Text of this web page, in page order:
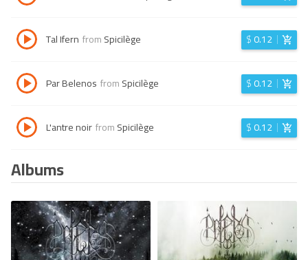
Tal Ifern fromSpicilège $0.12
Par Belenos fromSpicilège $0.12
L'antre noirfromSpicilège $0.12
Albums